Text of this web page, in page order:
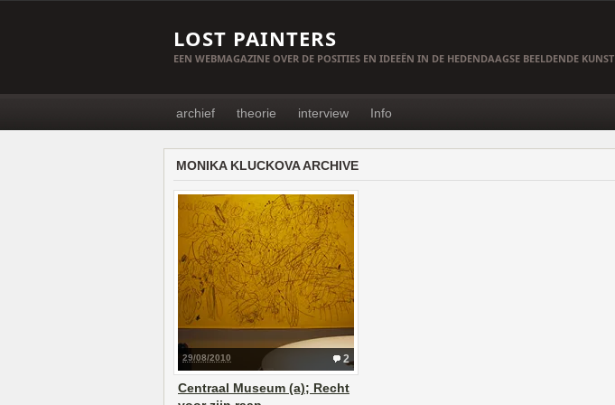
LOST PAINTERS
EEN WEBMAGAZINE OVER DE POSITIES EN IDEEËN IN DE HEDENDAAGSE BEELDENDE KUNST
archief theorie interview Info
MONIKA KLUCKOVA ARCHIVE
2
29/08/2010
Centraal Museum (a); Recht